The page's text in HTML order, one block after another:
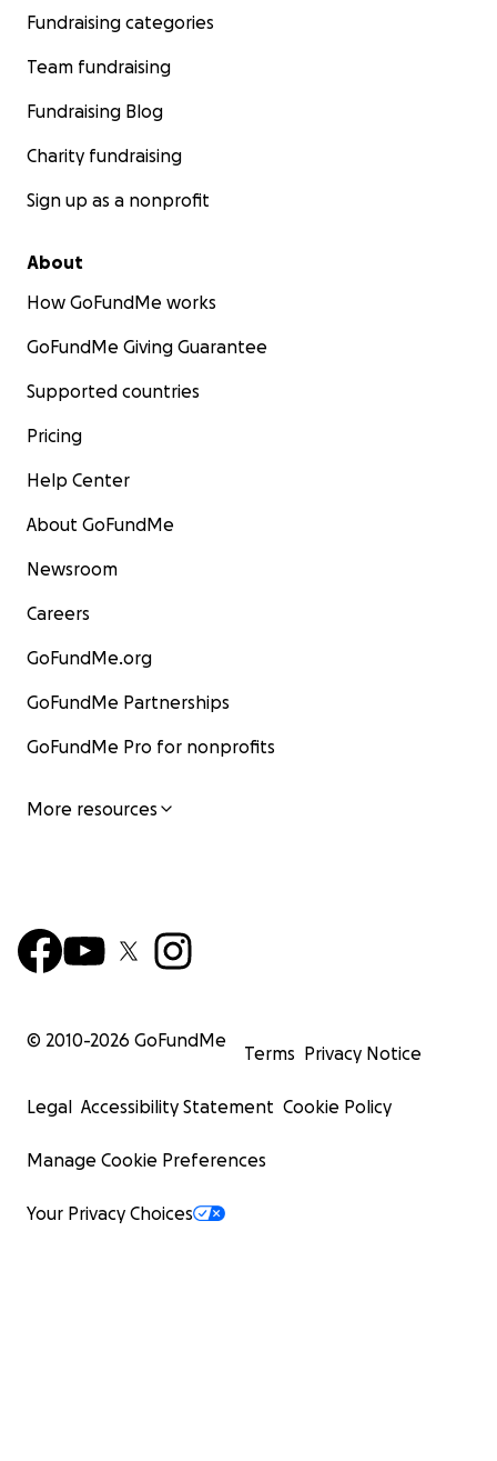
Fundraising categories
Team fundraising
Fundraising Blog
Charity fundraising
Sign up as a nonprofit
About
How GoFundMe works
GoFundMe Giving Guarantee
Supported countries
Pricing
Help Center
About GoFundMe
Newsroom
Careers
GoFundMe.org
GoFundMe Partnerships
GoFundMe Pro for nonprofits
More resources
© 2010-2026 GoFundMe
Terms Privacy Notice
Legal Accessibility Statement Cookie Policy
Manage Cookie Preferences
Your Privacy Choices